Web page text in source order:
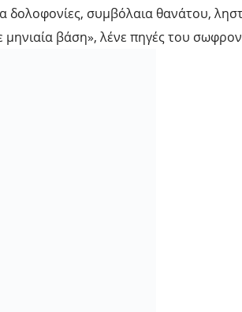
δολοφονίες, συμβόλαια θανάτου,
βάση», λένε πηγές του